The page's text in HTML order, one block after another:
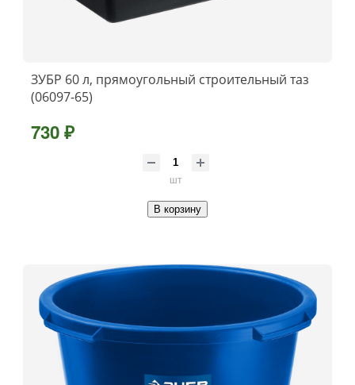
ЗУБР 60 л, прямоугольный строительный таз
(06097-65)
730 ₽
шт
В корзину